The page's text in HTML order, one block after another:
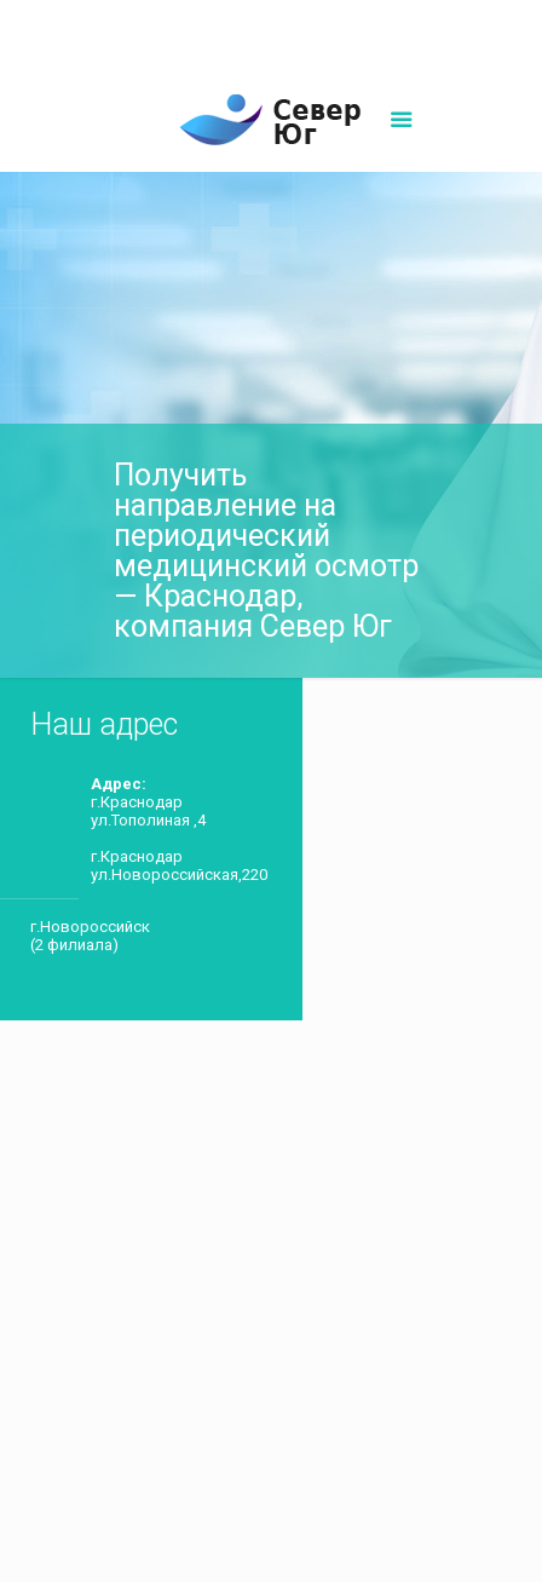
Получить
направление на
периодический
медицинский осмотр
— Краснодар,
компания Север Юг
Наш адрес
Адрес:
г.Краснодар
ул.Тополиная ,4
г.Краснодар
ул.Новороссийская,220
г.Новороссийск
(2 филиала)